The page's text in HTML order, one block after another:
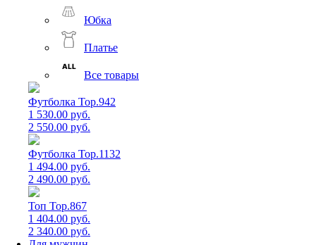
Юбка
Платье
Все товары
Футболка Top.942
1 530.00 руб.
2 550.00 руб.
Футболка Top.1132
1 494.00 руб.
2 490.00 руб.
Топ Top.867
1 404.00 руб.
2 340.00 руб.